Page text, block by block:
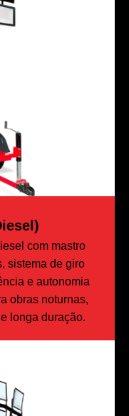
com mastro
sistema de giro
e autonomia
obras noturnas,
longa duração.